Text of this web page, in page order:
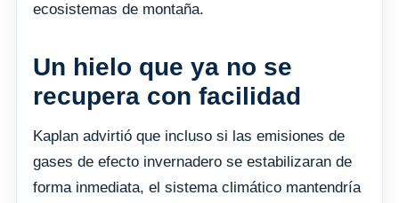
ecosistemas de montaña.
Un hielo que ya no se
recupera con facilidad
Kaplan advirtió que incluso si las emisiones de
gases de efecto invernadero se estabilizaran de
forma inmediata, el sistema climático mantendría